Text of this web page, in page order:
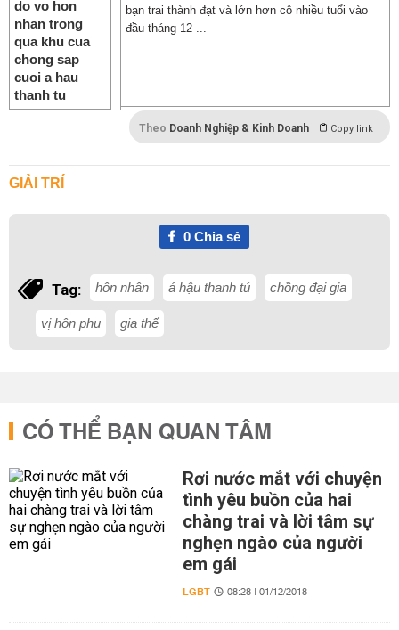
bạn trai thành đạt và lớn hơn cô nhiều tuổi vào
đầu tháng 12 ...
Theo Doanh Nghiệp & Kinh Doanh Copy link
GIẢI TRÍ
0Chia sẻ
Tag: hôn nhân á hậu thanh tú chồng đại gia
vị hôn phu gia thế
CÓ THỂ BẠN QUAN TÂM
Rơi nước mắt với chuyện
tình yêu buồn của hai
chàng trai và lời tâm sự
nghẹn ngào của người
em gái
LGBT 08:28 | 01/12/2018